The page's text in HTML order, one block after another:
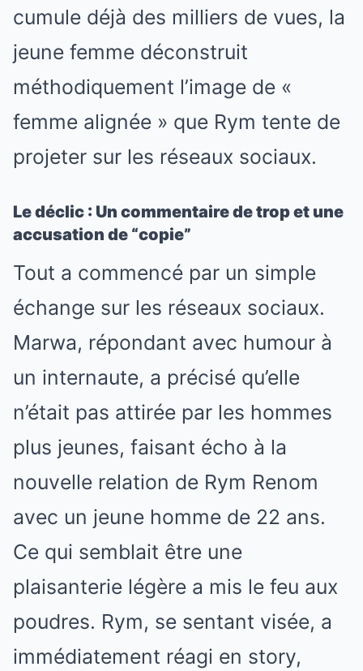
cumule déjà des milliers de vues, la
jeune femme déconstruit
méthodiquement l’image de «
femme alignée » que Rym tente de
projeter sur les réseaux sociaux.
Le déclic : Un commentaire de trop et une
accusation de “copie”
Tout a commencé par un simple
échange sur les réseaux sociaux.
Marwa, répondant avec humour à
un internaute, a précisé qu’elle
n’était pas attirée par les hommes
plus jeunes, faisant écho à la
nouvelle relation de Rym Renom
avec un jeune homme de 22 ans.
Ce qui semblait être une
plaisanterie légère a mis le feu aux
poudres. Rym, se sentant visée, a
immédiatement réagi en story,